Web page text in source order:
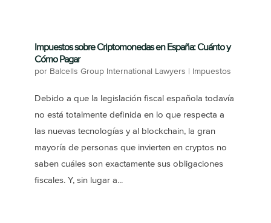
Impuestos sobre Criptomonedas en España: Cuánto y
Cómo Pagar
por Balcells Group International Lawyers Impuestos
Debido a que la legislación fiscal española todavía
no está totalmente definida en lo que respecta a
las nuevas tecnologías y al blockchain, la gran
mayoría de personas que invierten en cryptos no
saben cuáles son exactamente sus obligaciones
fiscales. Y, sin lugar a...